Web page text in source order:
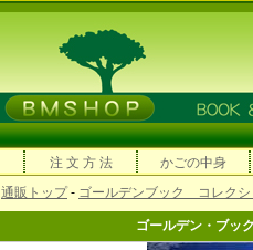
注 文 方 法 かごの中身
通販トップ- ゴールデンブック コレクシ
ゴールデン・ブ